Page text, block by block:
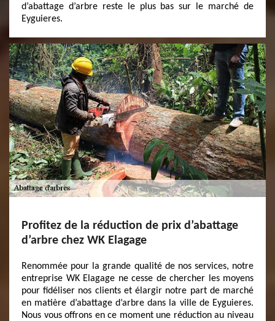
d’abattage d’arbre reste le plus bas sur le marché de
Eyguieres.
Profitez de la réduction de prix d’abattage
d’arbre chez WK Elagage
Renommée pour la grande qualité de nos services, notre
entreprise WK Elagage ne cesse de chercher les moyens
pour fidéliser nos clients et élargir notre part de marché
en matière d’abattage d’arbre dans la ville de Eyguieres.
Nous vous offrons en ce moment une réduction au niveau